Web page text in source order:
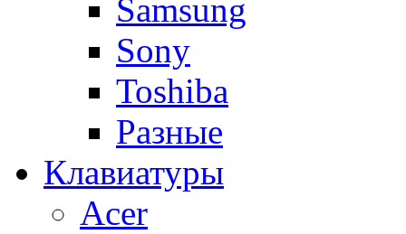
Samsung
Sony
Toshiba
Разные
Клавиатуры
Acer